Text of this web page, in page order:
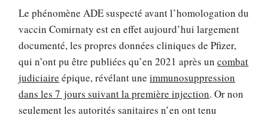
Le phénomène ADE suspecté avant l’homologation du
vaccin Comirnaty est en effet aujourd’hui largement
documenté, les propres données cliniques de Pfizer,
qui n’ont pu être publiées qu’en 2021 après uncombat
judiciaire épique, révélant uneimmunosuppression
dans les 7 jours suivant la première injection. Or non
seulement les autorités sanitaires n’en ont tenu